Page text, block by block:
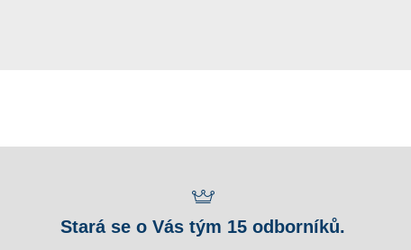
Stará se o Vás tým 15 odborníků.